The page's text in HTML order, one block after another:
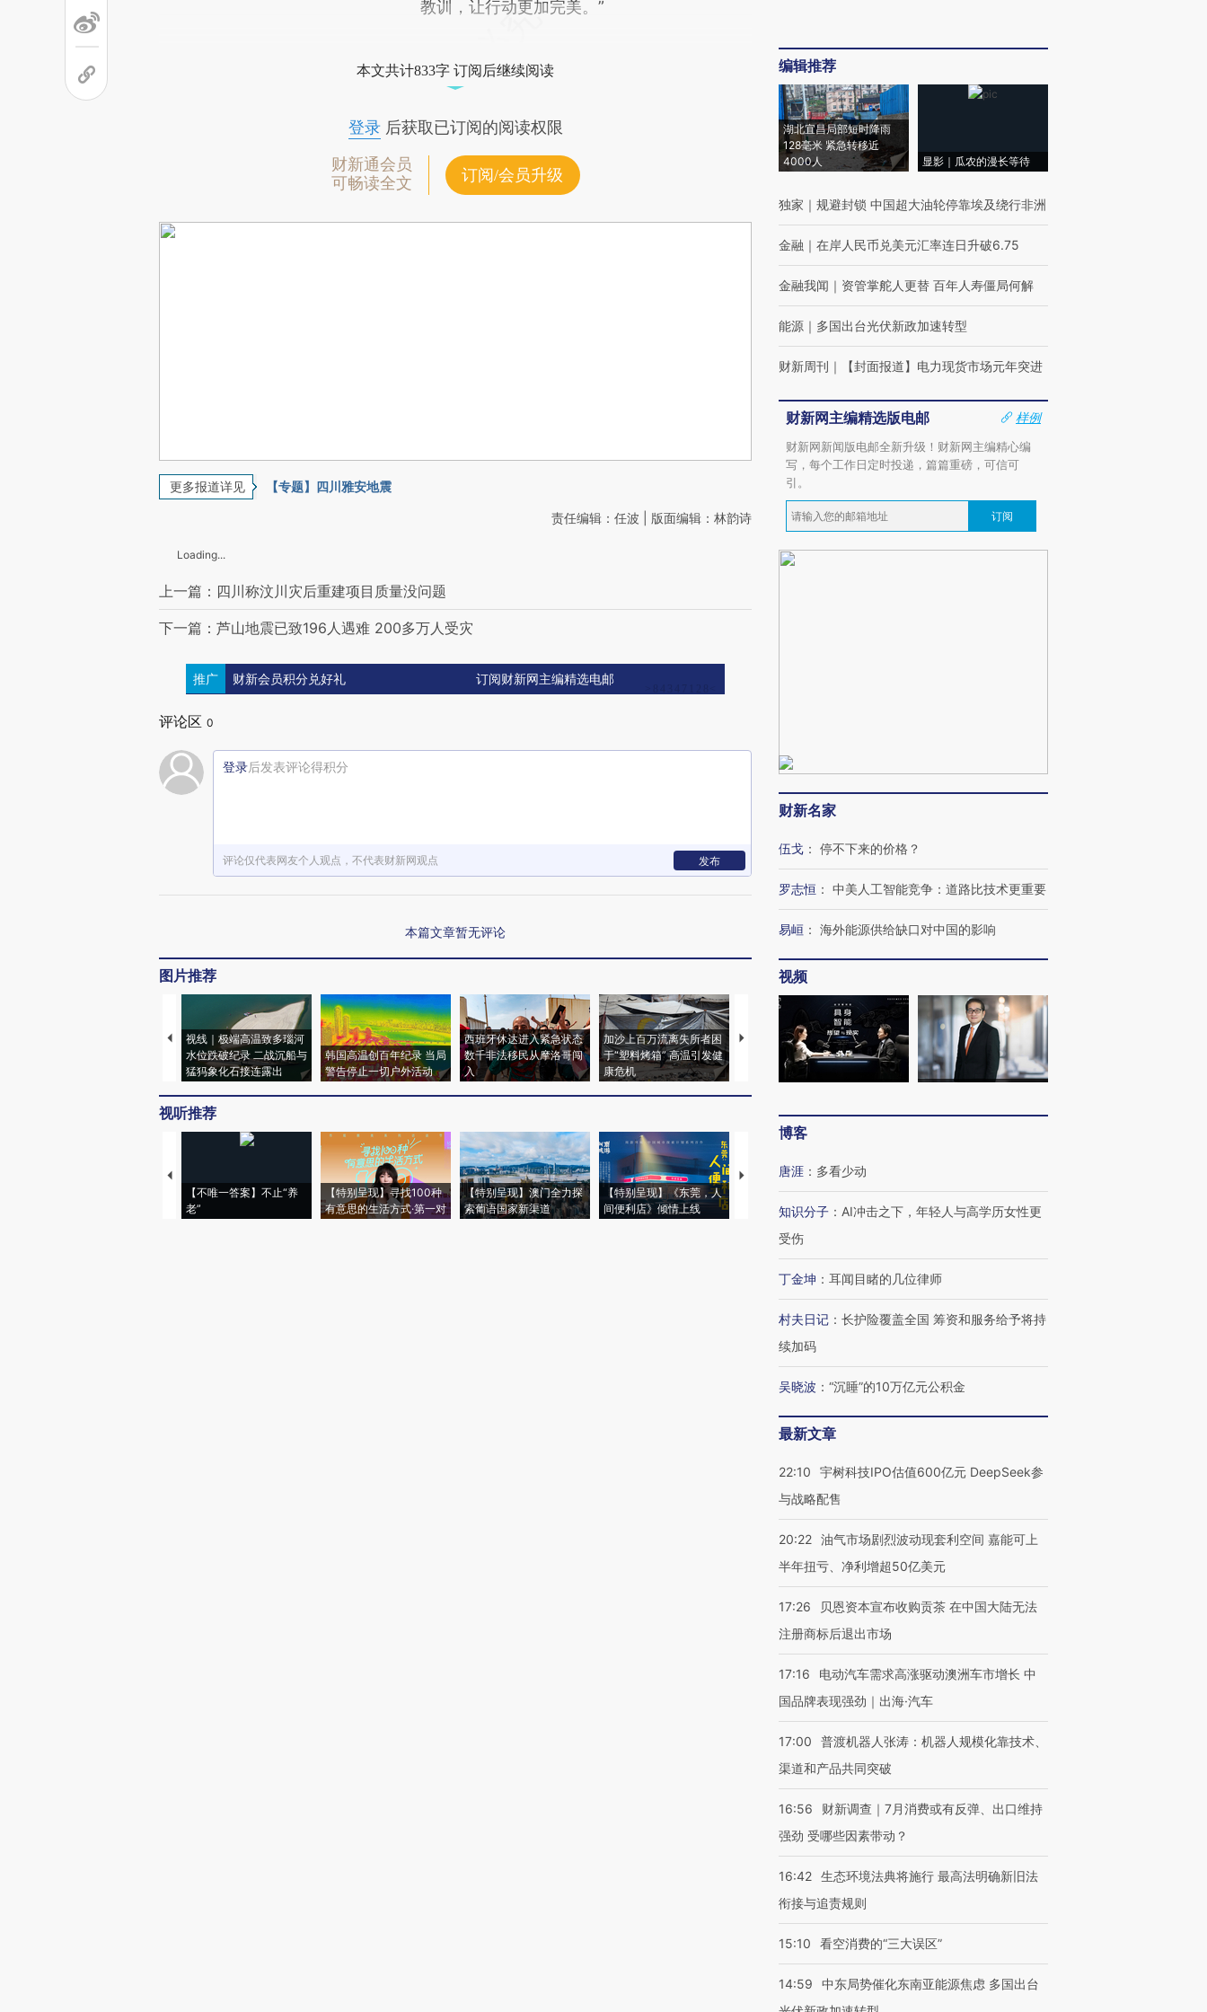
教训，让行动更加完美。”
本文共计833字 订阅后继续阅读
登录后获取已订阅的阅读权限
财新通会员
可畅读全文
订阅/会员升级
更多报道详见 【专题】四川雅安地震
责任编辑：任波 | 版面编辑：林韵诗
Loading...
上一篇：四川称汶川灾后重建项目质量没问题
下一篇：芦山地震已致196人遇难 200多万人受灾
推广 财新会员积分兑好礼 订阅财新网主编精选电邮
评论区 0
登录后发表评论得积分
评论仅代表网友个人观点，不代表财新网观点 发布
本篇文章暂无评论
图片推荐
视线｜极端高温致多瑙河
水位跌破纪录 二战沉船与
猛犸象化石接连露出
韩国高温创百年纪录 当局
警告停止一切户外活动
西班牙休达进入紧急状态
数千非法移民从摩洛哥闯
入
加沙上百万流离失所者困
于“塑料烤箱” 高温引发健
康危机
视线｜HYROX的吸金
术：是什么让中产们甘
心“花钱找虐”？
马航飞行员跨国走私7万
粒摇头丸 尿检体内含3种
毒品
度Z世代 用街头抗争将教
育部长拱下台
视听推荐
【不唯一答案】不止“养
老”
【特别呈现】寻找100种
有意思的生活方式·第一对
【特别呈现】澳门全力探
索葡语国家新渠道
【特别呈现】《东莞，人
间便利店》倾情上线
【推广】走进第四届链博
会，让数智科技“链”接产
【特别呈现】寻找100种
有意思的生活方式·第三对
CFO：不靠规模取胜，华
住三大增长引擎是什么？
编辑推荐
湖北宜昌局部短时降雨
128毫米 紧急转移近
4000人
显影｜瓜农的漫长等待
独家 ｜ 规避封锁 中国超大油轮停靠埃及绕行非洲
金融 ｜ 在岸人民币兑美元汇率连日升破6.75
金融我闻 ｜ 资管掌舵人更替 百年人寿僵局何解
能源 ｜ 多国出台光伏新政加速转型
财新周刊 ｜ 【封面报道】电力现货市场元年突进
财新网主编精选版电邮
样例
财新网新闻版电邮全新升级！财新网主编精心编
写，每个工作日定时投递，篇篇重磅，可信可
引。
订阅
财新名家
伍戈 ： 停不下来的价格？
罗志恒 ： 中美人工智能竞争：道路比技术更重要
易峘 ： 海外能源供给缺口对中国的影响
视频
博客
唐涯 ： 多看少动
知识分子 ： AI冲击之下，年轻人与高学历女性更
受伤
丁金坤 ： 耳闻目睹的几位律师
村夫日记 ： 长护险覆盖全国 筹资和服务给予将持
续加码
吴晓波 ： “沉睡”的10万亿元公积金
最新文章
22:10
宇树科技IPO估值600亿元 DeepSeek参
与战略配售
20:22 油气市场剧烈波动现套利空间 嘉能可上
半年扭亏、净利增超50亿美元
17:26
贝恩资本宣布收购贡茶 在中国大陆无法
注册商标后退出市场
17:16
电动汽车需求高涨驱动澳洲车市增长 中
国品牌表现强劲｜出海·汽车
17:00
普渡机器人张涛：机器人规模化靠技术、
渠道和产品共同突破
16:56
财新调查｜7月消费或有反弹、出口维持
强劲 受哪些因素带动？
16:42 生态环境法典将施行 最高法明确新旧法
衔接与追责规则
15:10 看空消费的“三大误区”
14:59
中东局势催化东南亚能源焦虑 多国出台